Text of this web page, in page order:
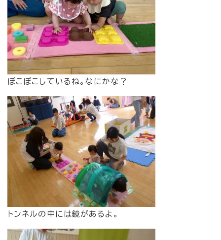
ぽこぽこしているね。なにかな？
トンネルの中には鏡があるよ。